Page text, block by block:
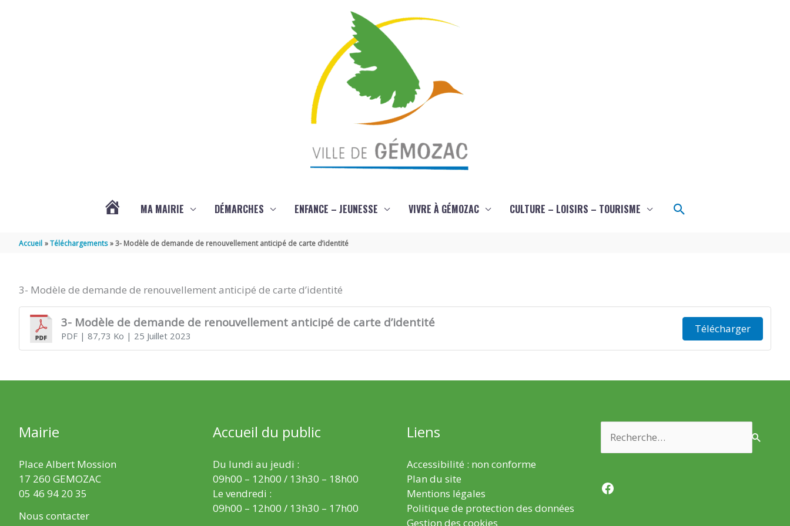
MA MAIRIE DÉMARCHES ENFANCE – JEUNESSE VIVRE À GÉMOZAC CULTURE – LOISIRS – TOURISME Rechercher
Accueil Téléchargements 3- Modèle de demande de renouvellement anticipé de carte d’identité
3- Modèle de demande de renouvellement anticipé de carte d’identité
3- Modèle de demande de renouvellement anticipé de carte d’identité
PDF| 87,73 Ko | 25 Juillet 2023
Télécharger
Mairie
Place Albert Mossion
17 260 GEMOZAC
05 46 94 20 35
Nous contacter
Accueil du public
Du lundi au jeudi :
09h00 – 12h00 / 13h30 – 18h00
Le vendredi :
09h00 – 12h00 / 13h30 – 17h00
Liens
Accessibilité : non conforme
Plan du site
Mentions légales
Politique de protection des données
Gestion des cookies
Facebook